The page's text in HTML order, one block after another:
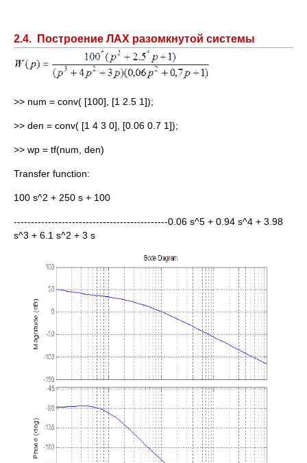
2.4. Построение ЛАХ разомкнутой системы
>> num = conv( [100], [1 2.5 1]);
>> den = conv( [1 4 3 0], [0.06 0.7 1]);
>> wp = tf(num, den)
Transfer function:
100 s^2 + 250 s + 100
---------------------------------------------0.06 s^5 + 0.94 s^4 + 3.98
s^3 + 6.1 s^2 + 3 s